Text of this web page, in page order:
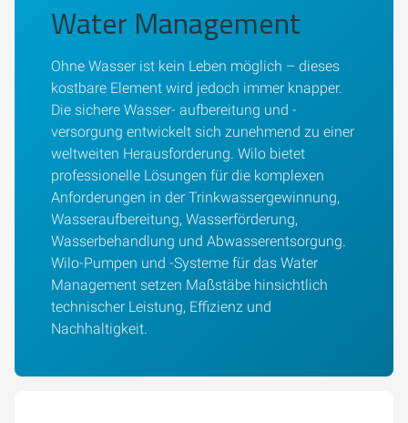
Water Management
Ohne Wasser ist kein Leben möglich – dieses
kostbare Element wird jedoch immer knapper.
Die sichere Wasser- aufbereitung und -
versorgung entwickelt sich zunehmend zu einer
weltweiten Herausforderung. Wilo bietet
professionelle Lösungen für die komplexen
Anforderungen in der Trinkwassergewinnung,
Wasseraufbereitung, Wasserförderung,
Wasserbehandlung und Abwasserentsorgung.
Wilo-Pumpen und -Systeme für das Water
Management setzen Maßstäbe hinsichtlich
technischer Leistung, Effizienz und
Nachhaltigkeit.